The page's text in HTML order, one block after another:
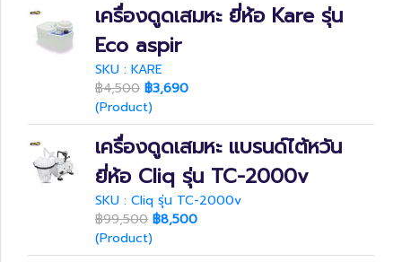
เครื่องดูดเสมหะ ยี่ห้อ Kare รุ่น
Eco aspir
SKU : KARE
฿4,500 ฿3,690
(Product)
เครื่องดูดเสมหะ แบรนด์ไต้หวัน
ยี่ห้อ Cliq รุ่น TC-2000v
SKU : Cliq รุ่น TC-2000v
฿99,500 ฿8,500
(Product)